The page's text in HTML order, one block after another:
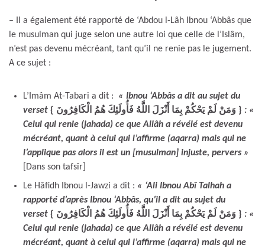
– Il a également été rapporté de ‘Abdou l-Lâh Ibnou ‘Abbâs que
le musulman qui juge selon une autre loi que celle de l’Islâm,
n’est pas devenu mécréant, tant qu’il ne renie pas le jugement.
A ce sujet :
L’Imâm At-Tabari a dit : « Ibnou ‘Abbâs a dit au sujet du
verset
{ وَمَنْ لَمْ يَحْكُمْ بِمَا أَنْزَلَ اللَّهُ فَأُولَئِكَ هُمُ الْكَافِرُونَ } : «
Celui qui renie (jahada) ce que Allâh a révélé est devenu
mécréant, quant à celui qui l’affirme (aqarra) mais qui ne
l’applique pas alors il est un [musulman] injuste, pervers »
[Dans son tafsîr]
Le Hâfidh Ibnou l-Jawzi a dit : « ‘Ali Ibnou Abî Talhah a
rapporté d’après Ibnou ‘Abbâs, qu’il a dit au sujet du
verset
{ وَمَنْ لَمْ يَحْكُمْ بِمَا أَنْزَلَ اللَّهُ فَأُولَئِكَ هُمُ الْكَافِرُونَ } : «
Celui qui renie (jahada) ce que Allâh a révélé est devenu
mécréant, quant à celui qui l’affirme (aqarra) mais qui ne